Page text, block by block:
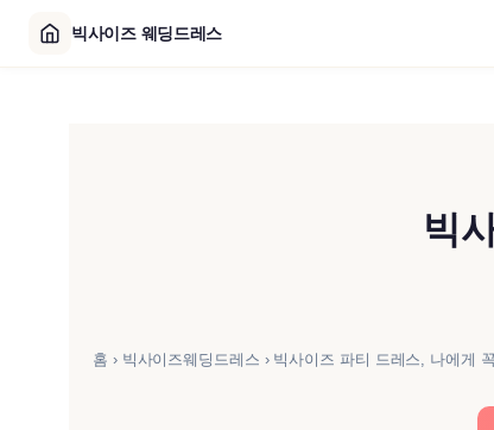
빅
홈 › 빅사이즈웨딩드레스 › 빅사이즈 파티 드레스, 나에게
빅사이즈 웨딩드레스